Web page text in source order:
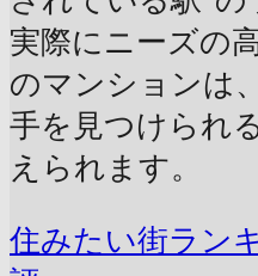
実際にニーズの
のマンションは
手を見つけられ
えられます。
住みたい街ラン